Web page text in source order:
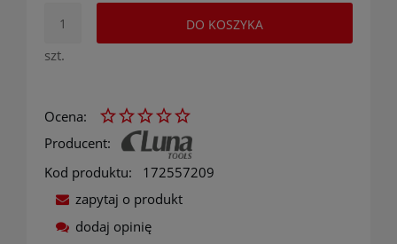
szt.
DO KOSZYKA
Ocena:
Producent:
Kod produktu:
172557209
zapytaj o produkt
dodaj opinię